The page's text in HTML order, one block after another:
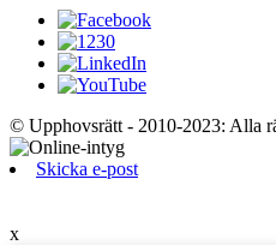
© Upphovsrätt - 2010-2023: Alla
Skicka e-post
x